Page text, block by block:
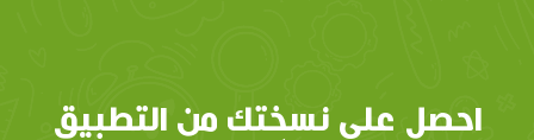
احصل على نسختك من التطبيق